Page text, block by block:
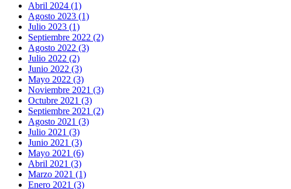
Abril 2024 (1)
Agosto 2023 (1)
Julio 2023 (1)
Septiembre 2022 (2)
Agosto 2022 (3)
Julio 2022 (2)
Junio 2022 (3)
Mayo 2022 (3)
Noviembre 2021 (3)
Octubre 2021 (3)
Septiembre 2021 (2)
Agosto 2021 (3)
Julio 2021 (3)
Junio 2021 (3)
Mayo 2021 (6)
Abril 2021 (3)
Marzo 2021 (1)
Enero 2021 (3)